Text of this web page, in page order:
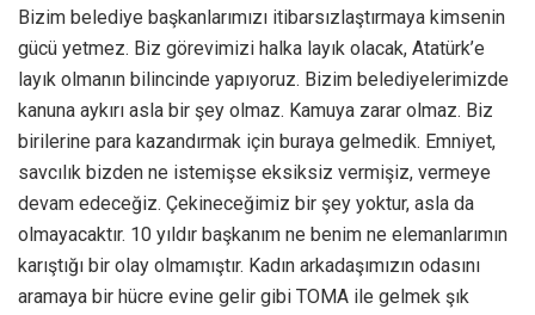
Bizim belediye başkanlarımızı itibarsızlaştırmaya kimsenin
gücü yetmez. Biz görevimizi halka layık olacak, Atatürk’e
layık olmanın bilincinde yapıyoruz. Bizim belediyelerimizde
kanuna aykırı asla bir şey olmaz. Kamuya zarar olmaz. Biz
birilerine para kazandırmak için buraya gelmedik. Emniyet,
savcılık bizden ne istemişse eksiksiz vermişiz, vermeye
devam edeceğiz. Çekineceğimiz bir şey yoktur, asla da
olmayacaktır. 10 yıldır başkanım ne benim ne elemanlarımın
karıştığı bir olay olmamıştır. Kadın arkadaşımızın odasını
aramaya bir hücre evine gelir gibi TOMA ile gelmek şık